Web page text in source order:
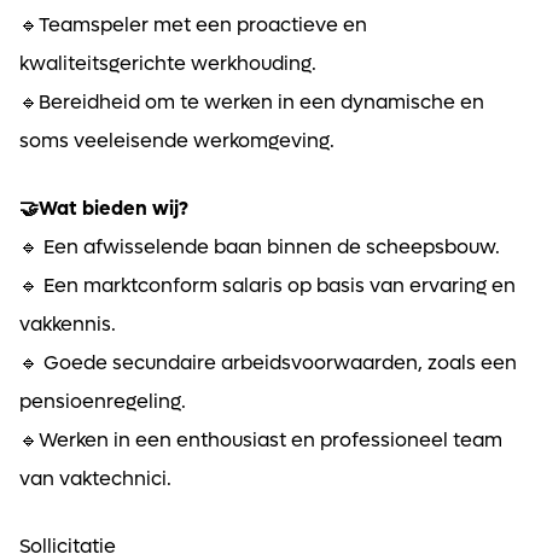
🔹Teamspeler met een proactieve en
kwaliteitsgerichte werkhouding.
🔹Bereidheid om te werken in een dynamische en
soms veeleisende werkomgeving.
🤝Wat bieden wij?
🔹 Een afwisselende baan binnen de scheepsbouw.
🔹 Een marktconform salaris op basis van ervaring en
vakkennis.
🔹 Goede secundaire arbeidsvoorwaarden, zoals een
pensioenregeling.
🔹Werken in een enthousiast en professioneel team
van vaktechnici.
Sollicitatie